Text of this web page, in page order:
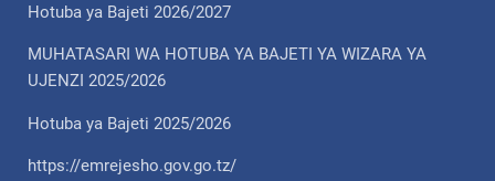
Hotuba ya Bajeti 2026/2027
MUHATASARI WA HOTUBA YA BAJETI YA WIZARA YA
UJENZI 2025/2026
Hotuba ya Bajeti 2025/2026
https://emrejesho.gov.go.tz/